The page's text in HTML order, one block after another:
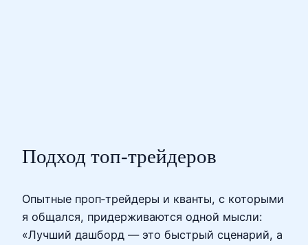
Подход топ‑трейдеров
Опытные проп‑трейдеры и кванты, с которыми
я общался, придерживаются одной мысли:
«Лучший дашборд — это быстрый сценарий, а